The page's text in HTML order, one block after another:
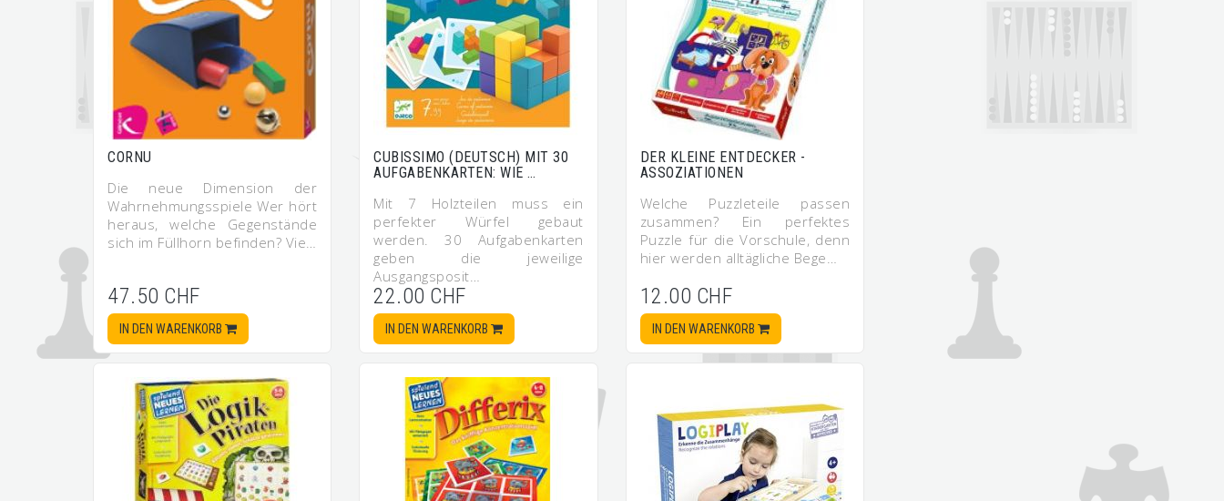
CORNU
Die neue Dimension der
Wahrnehmungsspiele Wer hört
heraus, welche Gegenstände
sich im Füllhorn befinden? Vie…
47.50 CHF
IN DEN WARENKORB
CUBISSIMO (DEUTSCH) MIT 30
AUFGABENKARTEN: WIE …
Mit 7 Holzteilen muss ein
perfekter Würfel gebaut
werden. 30 Aufgabenkarten
geben die jeweilige
Ausgangsposit…
22.00 CHF
IN DEN WARENKORB
DER KLEINE ENTDECKER -
ASSOZIATIONEN
Welche Puzzleteile passen
zusammen? Ein perfektes
Puzzle für die Vorschule, denn
hier werden alltägliche Bege…
12.00 CHF
IN DEN WARENKORB